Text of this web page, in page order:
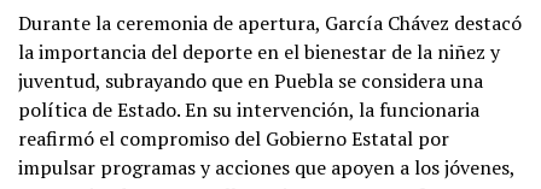
Durante la ceremonia de apertura, García Chávez destacó
la importancia del deporte en el bienestar de la niñez y
juventud, subrayando que en Puebla se considera una
política de Estado. En su intervención, la funcionaria
reafirmó el compromiso del Gobierno Estatal por
impulsar programas y acciones que apoyen a los jóvenes,